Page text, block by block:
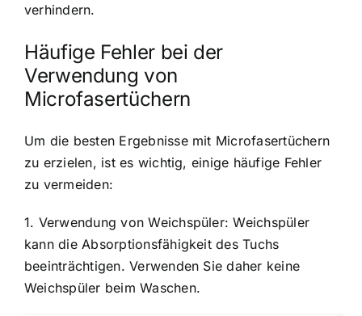
verhindern.
Häufige Fehler bei der
Verwendung von
Microfasertüchern
Um die besten Ergebnisse mit Microfasertüchern
zu erzielen, ist es wichtig, einige häufige Fehler
zu vermeiden:
1. Verwendung von Weichspüler: Weichspüler
kann die Absorptionsfähigkeit des Tuchs
beeinträchtigen. Verwenden Sie daher keine
Weichspüler beim Waschen.